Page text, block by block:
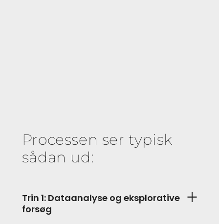
Processen ser typisk
sådan ud:
Trin 1: Dataanalyse og eksplorative
forsøg